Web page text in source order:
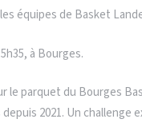
équipes de Basket
à Bourges.
le parquet du Bourges
2021. Un